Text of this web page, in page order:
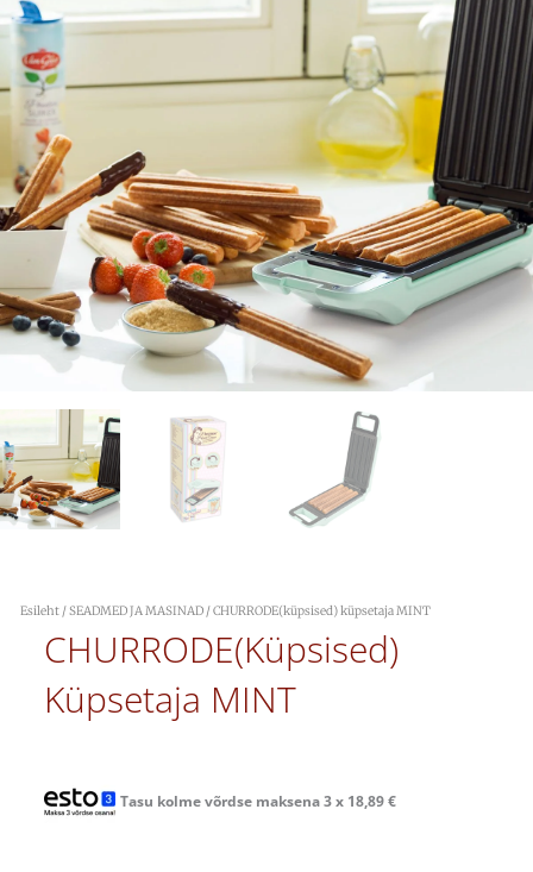
Esileht /SEADMED JA MASINAD / CHURRODE(küpsised) küpsetaja MINT
CHURRODE(küpsised)
Küpsetaja MINT
Tasu kolme võrdse maksena 3 x 18,89€